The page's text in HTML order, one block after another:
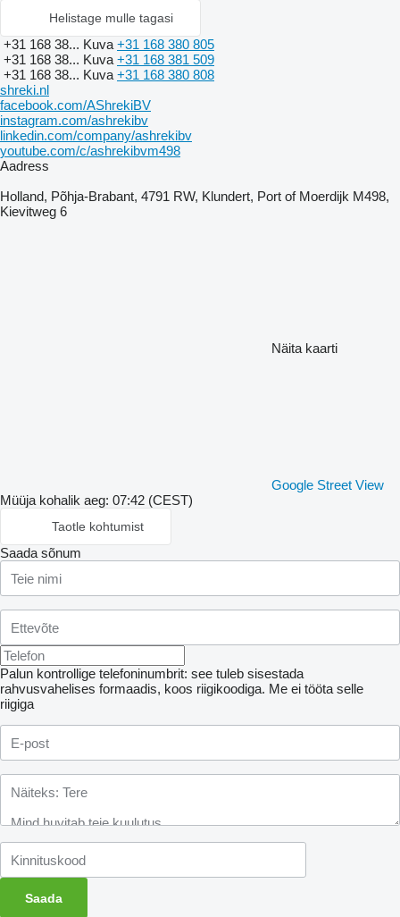
Helistage mulle tagasi
+31 168 38... Kuva +31 168 380 805
+31 168 38... Kuva +31 168 381 509
+31 168 38... Kuva +31 168 380 808
shreki.nl
facebook.com/AShrekiBV
instagram.com/ashrekibv
linkedin.com/company/ashrekibv
youtube.com/c/ashrekibvm498
Aadress
Holland, Põhja-Brabant, 4791 RW, Klundert, Port of Moerdijk M498,
Kievitweg 6
Näita kaarti
Google Street View
Müüja kohalik aeg: 07:42 (CEST)
Taotle kohtumist
Saada sõnum
Palun kontrollige telefoninumbrit: see tuleb sisestada
rahvusvahelises formaadis, koos riigikoodiga. Me ei tööta selle
riigiga